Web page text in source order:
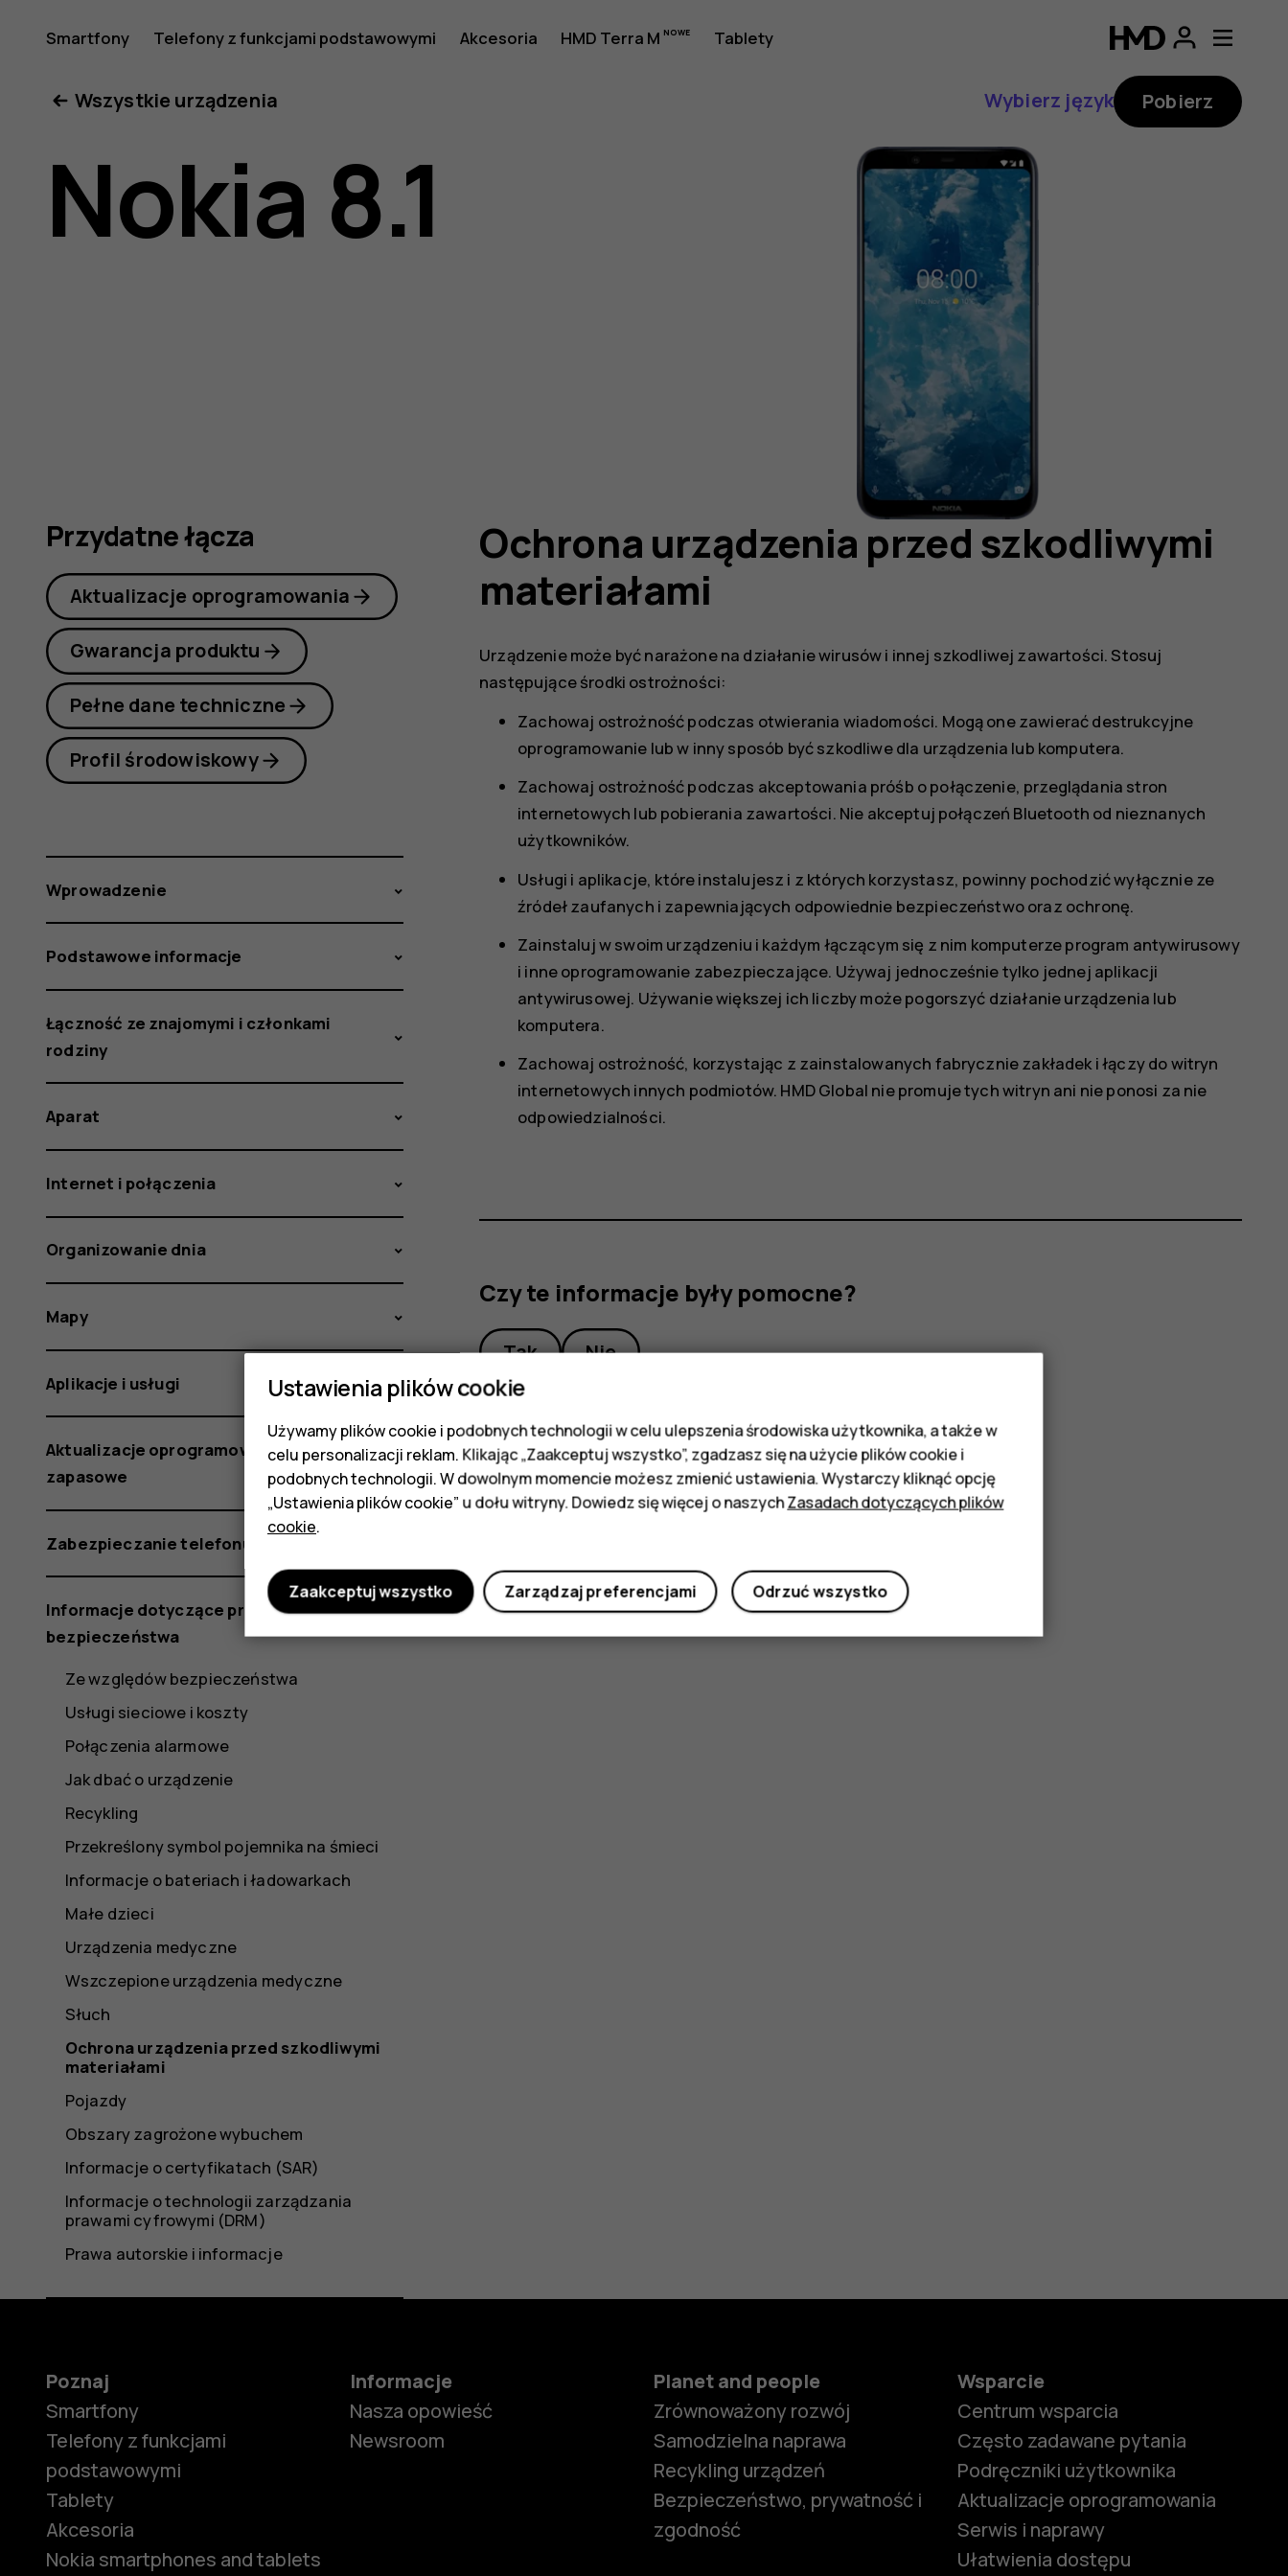
Nokia
8.1
—
Smartfony Telefony z funkcjami podstawowymi Akcesoria HMD Terra M Tablety
Wszystkie urządzenia
Wybierz język Pobierz
Nokia 8.1
Ochrona urządzenia przed szkodliwymi
materiałami
Urządzenie może być narażone na działanie wirusów i innej szkodliwej zawartości. Stosuj
następujące środki ostrożności:
Zachowaj ostrożność podczas otwierania wiadomości. Mogą one zawierać destrukcyjne
oprogramowanie lub w inny sposób być szkodliwe dla urządzenia lub komputera.
Zachowaj ostrożność podczas akceptowania próśb o połączenie, przeglądania stron
internetowych lub pobierania zawartości. Nie akceptuj połączeń Bluetooth od nieznanych
użytkowników.
Usługi i aplikacje, które instalujesz i z których korzystasz, powinny pochodzić wyłącznie ze
źródeł zaufanych i zapewniających odpowiednie bezpieczeństwo oraz ochronę.
Zainstaluj w swoim urządzeniu i każdym łączącym się z nim komputerze program antywirusowy
i inne oprogramowanie zabezpieczające. Używaj jednocześnie tylko jednej aplikacji
antywirusowej. Używanie większej ich liczby może pogorszyć działanie urządzenia lub
komputera.
Zachowaj ostrożność, korzystając z zainstalowanych fabrycznie zakładek i łączy do witryn
internetowych innych podmiotów. HMD Global nie promuje tych witryn ani nie ponosi za nie
odpowiedzialności.
Czy te informacje były pomocne?
Tak Nie
Przydatne łącza
Aktualizacje oprogramowania
Gwarancja produktu
Pełne dane techniczne
Profil środowiskowy
Wprowadzenie
Podstawowe informacje
Łączność ze znajomymi i członkami
rodziny
Aparat
Internet i połączenia
Organizowanie dnia
Mapy
Aplikacje i usługi
Aktualizacje oprogramowania i kopie
zapasowe
Zabezpieczanie telefonu
Informacje dotyczące produktu i
bezpieczeństwa
Ze względów bezpieczeństwa
Usługi sieciowe i koszty
Połączenia alarmowe
Jak dbać o urządzenie
Recykling
Przekreślony symbol pojemnika na śmieci
Informacje o bateriach i ładowarkach
Małe dzieci
Urządzenia medyczne
Wszczepione urządzenia medyczne
Słuch
Ochrona urządzenia przed szkodliwymi
materiałami
Pojazdy
Obszary zagrożone wybuchem
Informacje o certyfikatach (SAR)
Informacje o technologii zarządzania
prawami cyfrowymi (DRM)
Prawa autorskie i informacje
Poznaj
Smartfony
Telefony z funkcjami
podstawowymi
Tablety
Akcesoria
Nokia smartphones and tablets
Informacje
Nasza opowieść
Newsroom
Planet and people
Zrównoważony rozwój
Samodzielna naprawa
Recykling urządzeń
Bezpieczeństwo, prywatność i
zgodność
Wsparcie
Centrum wsparcia
Często zadawane pytania
Podręczniki użytkownika
Aktualizacje oprogramowania
Serwis i naprawy
Ułatwienia dostępu
Ustawienia plików cookie
Używamy plików cookie i podobnych technologii w celu ulepszenia środowiska użytkownika, a także w
celu personalizacji reklam. Klikając „Zaakceptuj wszystko”, zgadzasz się na użycie plików cookie i
podobnych technologii. W dowolnym momencie możesz zmienić ustawienia. Wystarczy kliknąć opcję
„Ustawienia plików cookie” u dołu witryny. Dowiedz się więcej o naszychZasadach dotyczących plików
cookie.
Odrzuć wszystko
Zarządzaj preferencjami
Zaakceptuj wszystko